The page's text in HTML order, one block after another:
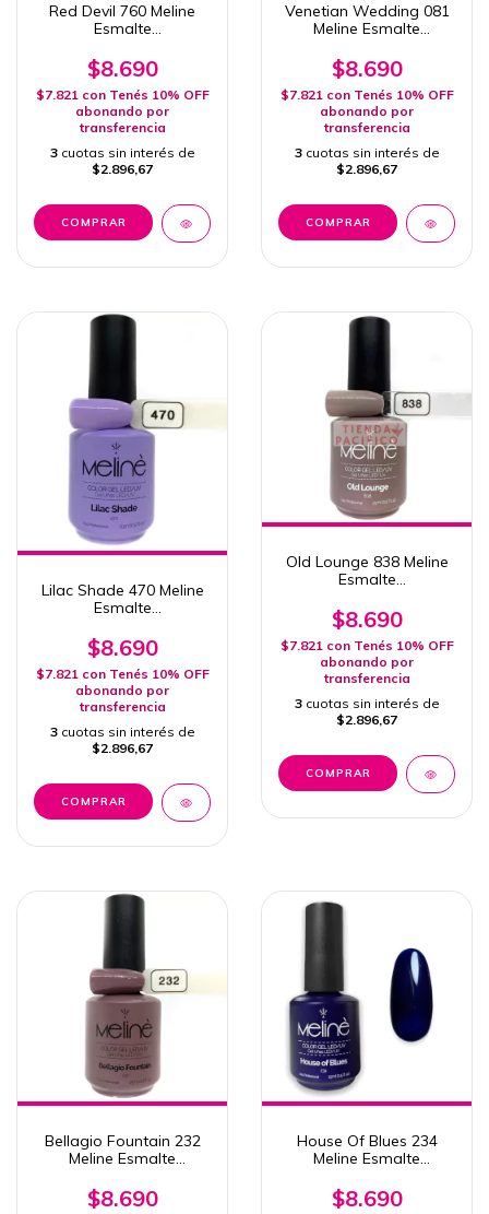
Red Devil 760 Meline
Esmalte
Uv/Led
$8.690
$7.821 con Tenés 10% OFF
abonando por
transferencia
3 cuotas sin interés de
$2.896,67
Venetian Wedding 081
Meline Esmalte
Uv/Led 15ml
$8.690
$7.821 con Tenés 10% OFF
abonando por
transferencia
3 cuotas sin interés de
$2.896,67
Lilac Shade 470 Meline
Esmalte
Uv/Led
$8.690
$7.821 con Tenés 10% OFF
abonando por
transferencia
3 cuotas sin interés de
$2.896,67
Old Lounge 838 Meline
Esmalte
Uv/Led
$8.690
$7.821 con Tenés 10% OFF
abonando por
transferencia
3 cuotas sin interés de
$2.896,67
Bellagio Fountain 232
Meline Esmalte
Uv/Led
$8.690
House Of Blues 234
Meline Esmalte
Uv/Led
$8.690